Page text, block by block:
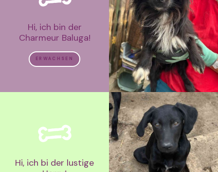
Hi, ich bin der
Charmeur Baluga!
ERWACHSEN
Hi, ich bi der lustige